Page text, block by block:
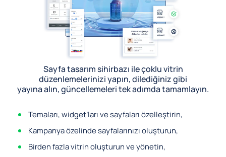
Sayfa tasarım sihirbazı ile çoklu vitrin
düzenlemelerinizi yapın, dilediğiniz gibi
yayına alın, güncellemeleri tek adımda tamamlayın.
Temaları, widget’ları ve sayfaları özelleştirin,
Kampanya özelinde sayfalarınızı oluşturun,
Birden fazla vitrin oluşturun ve yönetin,